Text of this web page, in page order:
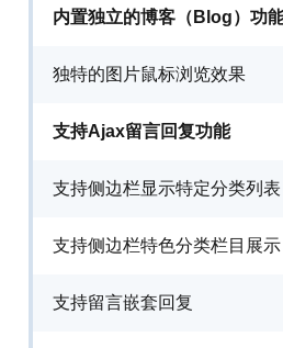
内置独立的博客（Blog）功
独特的图片鼠标浏览效果
支持Ajax留言回复功能
支持侧边栏显示特定分类列表
支持侧边栏特色分类栏目展示
支持留言嵌套回复